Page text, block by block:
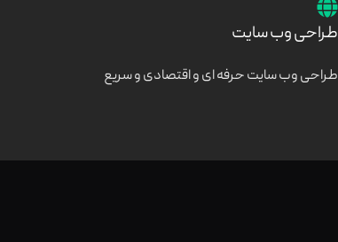
طراحی وب سایت
طراحی وب سایت حرفه ای و اقتصادی و سریع